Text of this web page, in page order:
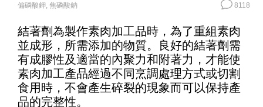
偏磷酸鉀, 焦磷酸鈉 8118
結著劑為製作素肉加工品時，為了重組素肉
並成形，所需添加的物質。良好的結著劑需
有成膠性及適當的內聚力和附著力，才能使
素肉加工產品經過不同烹調處理方式或切割
食用時，不會產生碎裂的現象而可以保持產
品的完整性。